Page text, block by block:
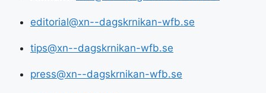
editorial@xn--dagskrnikan-wfb.se
tips@xn--dagskrnikan-wfb.se
press@xn--dagskrnikan-wfb.se